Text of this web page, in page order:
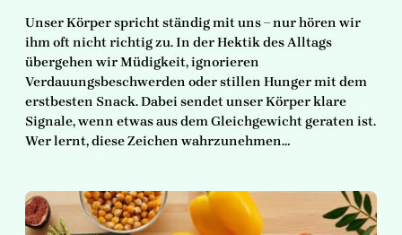
Unser Körper spricht ständig mit uns – nur hören wir
ihm oft nicht richtig zu. In der Hektik des Alltags
übergehen wir Müdigkeit, ignorieren
Verdauungsbeschwerden oder stillen Hunger mit dem
erstbesten Snack. Dabei sendet unser Körper klare
Signale, wenn etwas aus dem Gleichgewicht geraten ist.
Wer lernt, diese Zeichen wahrzunehmen…